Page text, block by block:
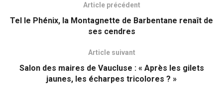
Article précédent
Tel le Phénix, la Montagnette de Barbentane renaît de
ses cendres
Article suivant
Salon des maires de Vaucluse : « Après les gilets
jaunes, les écharpes tricolores ? »